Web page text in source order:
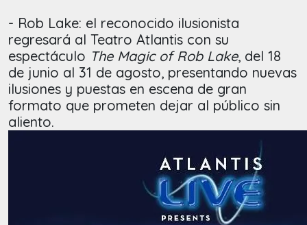
- Rob Lake: el reconocido ilusionista
regresará al Teatro Atlantis con su
espectáculo The Magic of Rob Lake, del 18
de junio al 31 de agosto, presentando nuevas
ilusiones y puestas en escena de gran
formato que prometen dejar al público sin
aliento.